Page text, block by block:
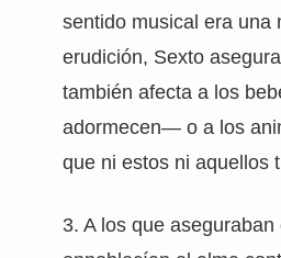
sentido musical era una
erudición, Sexto
también afecta a los
adormecen— o a los
que ni estos ni aquellos
3. A los que